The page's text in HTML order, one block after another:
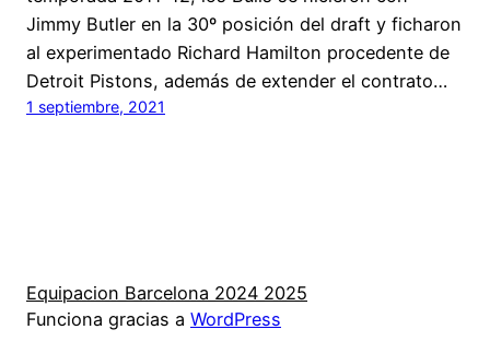
Jimmy Butler en la 30º posición del draft y ficharon
al experimentado Richard Hamilton procedente de
Detroit Pistons, además de extender el contrato…
1 septiembre, 2021
Equipacion Barcelona 2024 2025
Funciona gracias a WordPress